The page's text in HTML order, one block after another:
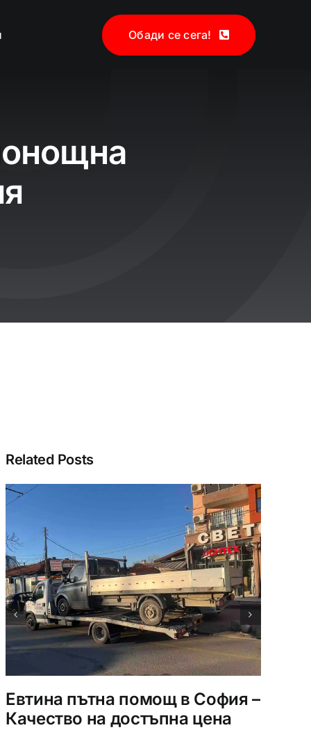
Обади се сега!
Related Posts
Евтина пътна помощ в София –
Качество на достъпна цена